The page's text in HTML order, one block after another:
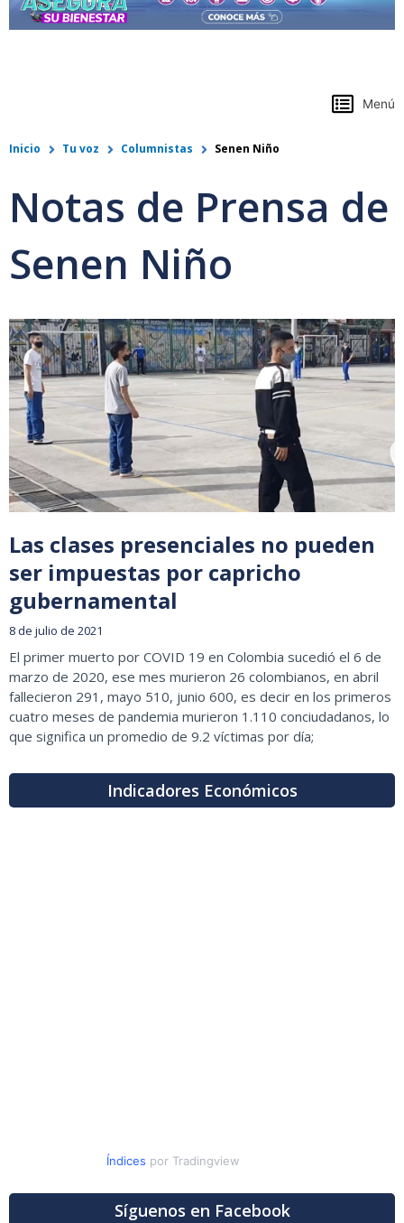
Menú
Inicio Tu voz Columnistas Senen Niño
Notas de Prensa de
Senen Niño
Las clases presenciales no pueden
ser impuestas por capricho
gubernamental
8 de julio de 2021
El primer muerto por COVID 19 en Colombia sucedió el 6 de
marzo de 2020, ese mes murieron 26 colombianos, en abril
fallecieron 291, mayo 510, junio 600, es decir en los primeros
cuatro meses de pandemia murieron 1.110 conciudadanos, lo
que significa un promedio de 9.2 víctimas por día;
Indicadores Económicos
Índices por Tradingview
Síguenos en Facebook